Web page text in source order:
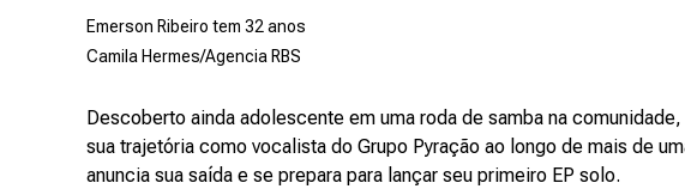
Emerson Ribeiro tem 32 anos
Camila Hermes/Agencia RBS
Descoberto ainda adolescente em uma roda de samba na
sua trajetória como vocalista do Grupo Pyração ao longo de mais de
anuncia sua saída e se prepara para lançar seu primeiro EP solo.